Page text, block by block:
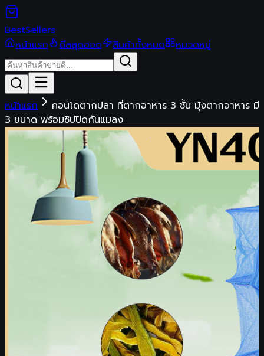
BestSellers
หน้าแรก
ดีลสุดฮอต สินค้าทั้งหมด หมวดหมู่
หน้าแรก
คอนโดตากปลา ที่ตากอาหาร 3 ชั้น มุ้งตากอาหาร มี
3 ขนาด พร้อมซิปปิดกันแมลง